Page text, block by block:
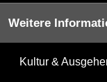
Weitere
Kultur &